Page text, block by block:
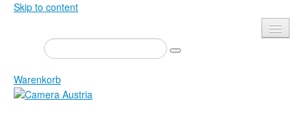
Skip to content
Presse
Veranstaltungen
Newsletter
Warenkorb